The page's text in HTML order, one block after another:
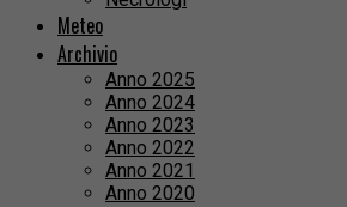
Meteo
Archivio
Anno 2025
Anno 2024
Anno 2023
Anno 2022
Anno 2021
Anno 2020